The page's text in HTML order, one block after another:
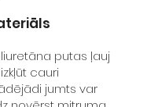
putas ļauj
cauri
jumts var